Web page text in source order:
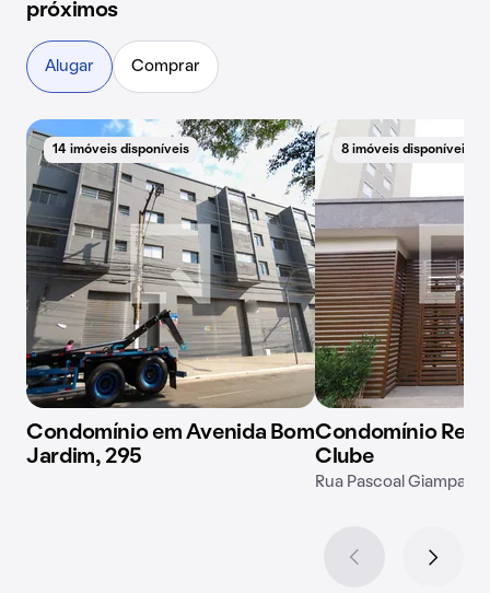
próximos
Alugar Comprar
14 imóveis disponíveis
Condomínio em Avenida Bom
Jardim, 295
8 imóveis disponíveis
Condomínio
Clube
Rua Pascoal Giampaoli,